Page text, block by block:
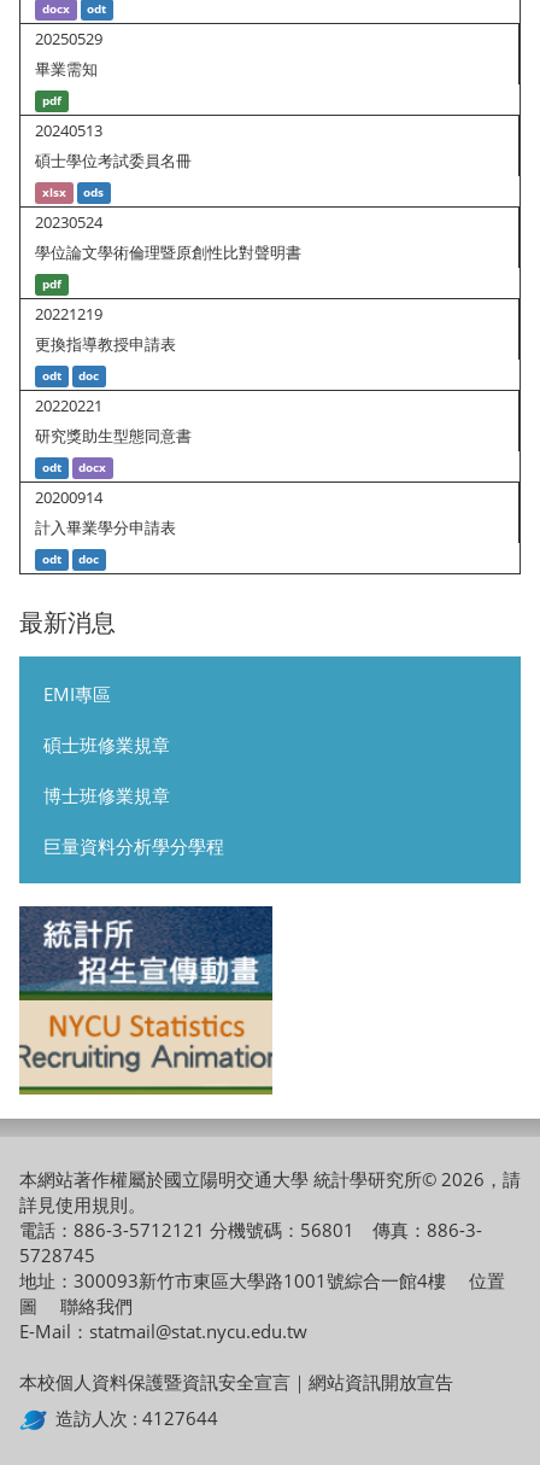
最新消息
EMI專區
碩士班修業規章
博士班修業規章
巨量資料分析學分學程
docx odt
20250529
畢業需知
pdf
20240513
碩士學位考試委員名冊
xlsx ods
20230524
學位論文學術倫理暨原創性比對聲明書
pdf
20221219
更換指導教授申請表
odt doc
20220221
研究獎助生型態同意書
odt docx
20200914
計入畢業學分申請表
odt doc
本網站著作權屬於國立陽明交通大學 統計學研究所© 2026，請
詳見使用規則。
電話：886-3-5712121 分機號碼：56801 傳真：886-3-
5728745
地址：300093新竹市東區大學路1001號綜合一館4樓 位置
圖
聯絡我們
E-Mail：statmail@stat.nycu.edu.tw
本校個人資料保護暨資訊安全宣言 ｜ 網站資訊開放宣告
造訪人次 : 4127644